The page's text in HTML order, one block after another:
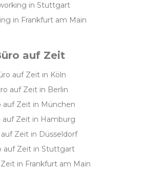
in Stuttgart
in Frankfurt am Main
auf Zeit
auf Zeit in Köln
auf Zeit in Berlin
auf Zeit in München
auf Zeit in Hamburg
Zeit in Düsseldorf
auf Zeit in Stuttgart
in Frankfurt am Main